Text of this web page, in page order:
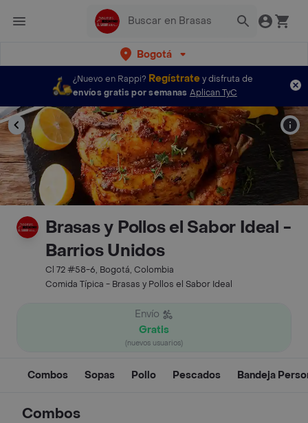
Bogotá
¿Nuevo en Rappi? Regístratey disfruta de
envíos gratis por semanas Aplican TyC
Brasas y Pollos el Sabor Ideal -
Barrios Unidos
Cl 72 #58-6, Bogotá, Colombia
Comida Típica - Brasas y Pollos el Sabor Ideal
Envío
Gratis
(nuevos usuarios)
Combos Sopas Pollo Pescados Bandeja
Combos